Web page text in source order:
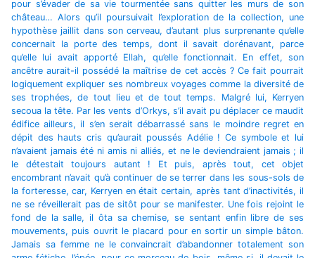
pour s’évader de sa vie tourmentée sans quitter les murs de son
château… Alors qu’il poursuivait l’exploration de la collection, une
hypothèse jaillit dans son cerveau, d’autant plus surprenante qu’elle
concernait la porte des temps, dont il savait dorénavant, parce
qu’elle lui avait apporté Ellah, qu’elle fonctionnait. En effet, son
ancêtre aurait-il possédé la maîtrise de cet accès ? Ce fait pourrait
logiquement expliquer ses nombreux voyages comme la diversité de
ses trophées, de tout lieu et de tout temps. Malgré lui, Kerryen
secoua la tête. Par les vents d’Orkys, s’il avait pu déplacer ce maudit
édifice ailleurs, il s’en serait débarrassé sans le moindre regret en
dépit des hauts cris qu’aurait poussés Adélie ! Ce symbole et lui
n’avaient jamais été ni amis ni alliés, et ne le deviendraient jamais ; il
le détestait toujours autant ! Et puis, après tout, cet objet
encombrant n’avait qu’à continuer de se terrer dans les sous-sols de
la forteresse, car, Kerryen en était certain, après tant d’inactivités, il
ne se réveillerait pas de sitôt pour se manifester. Une fois rejoint le
fond de la salle, il ôta sa chemise, se sentant enfin libre de ses
mouvements, puis ouvrit le placard pour en sortir un simple bâton.
Jamais sa femme ne le convaincrait d’abandonner totalement son